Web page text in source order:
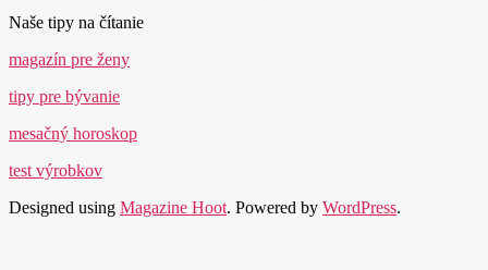
Naše tipy na čítanie
magazín pre ženy
tipy pre bývanie
mesačný horoskop
test výrobkov
Designed using Magazine Hoot. Powered by WordPress.